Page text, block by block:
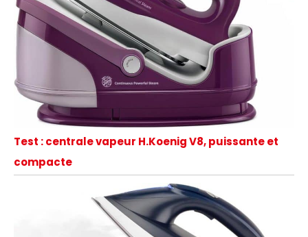
Test : centrale vapeur H.Koenig V8, puissante et
compacte